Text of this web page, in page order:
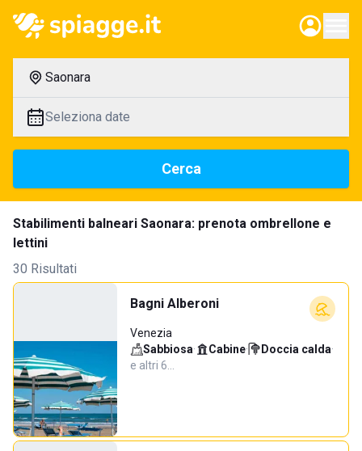
Saonara
Seleziona date
Cerca
Stabilimenti balneari Saonara: prenota ombrellone e
lettini
30 Risultati
Bagni Alberoni
Venezia
Sabbiosa· Cabine· Doccia calda·
e altri 6…